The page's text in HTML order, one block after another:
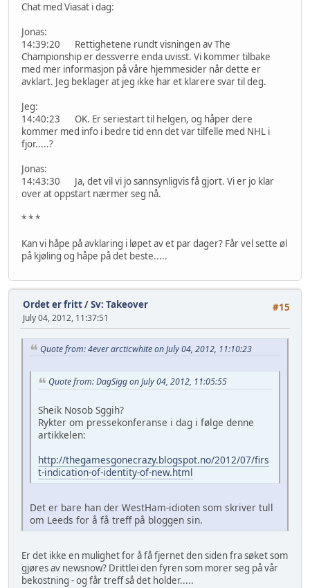
Chat med Viasat i dag:
Jonas:
14:39:20 Rettighetene rundt visningen av The
Championship er dessverre enda uvisst. Vi kommer tilbake
med mer informasjon på våre hjemmesider når dette er
avklart. Jeg beklager at jeg ikke har et klarere svar til deg.
Jeg:
14:40:23 OK. Er seriestart til helgen, og håper dere
kommer med info i bedre tid enn det var tilfelle med NHL i
fjor.....?
Jonas:
14:43:30 Ja, det vil vi jo sannsynligvis få gjort. Vi er jo klar
over at oppstart nærmer seg nå.
* * *
Kan vi håpe på avklaring i løpet av et par dager? Får vel sette øl
på kjøling og håpe på det beste.....
#15
Ordet er fritt/Sv: Takeover
July 04, 2012, 11:37:51
Quote from: 4ever arcticwhite on July 04, 2012, 11:10:23
Quote from: DagSigg on July 04, 2012, 11:05:55
Sheik Nosob Sggih?
Rykter om pressekonferanse i dag i følge denne
artikkelen:
http://thegamesgonecrazy.blogspot.no/2012/07/firs
t-indication-of-identity-of-new.html
Det er bare han der WestHam-idioten som skriver tull
om Leeds for å få treff på bloggen sin.
Er det ikke en mulighet for å få fjernet den siden fra søket som
gjøres av newsnow? Drittlei den fyren som morer seg på vår
bekostning - og får treff så det holder.....